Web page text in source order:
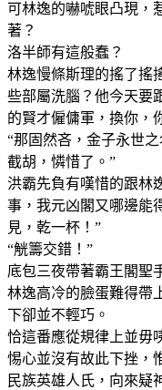
可林逸的嚇唬眼凸現，
著？
洛半師有這般蠢？
林逸慢條斯理的搖了搖
些部屬洗腦？他今天要
的賢才僱傭軍，換你，
“那固然吝，金子永世
截胡，憐惜了。”
洪霸先負有嘆惜的跟林
事，我元凶閣又哪邊能
見，乾一杯！”
“觥籌交錯！”
底包三夜帶著霸王閣聖
林逸高冷的臉蛋難得帶
下卻並不輕巧。
恰這番應從規律上並毋
惕心並沒有故此下挫，
民族英雄人氏，向來疑